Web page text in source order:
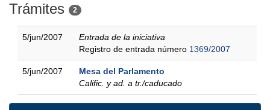
Trámites 2
5/jun/2007
Entrada de la iniciativa
Registro de entrada número 1369/2007
5/jun/2007
Mesa del Parlamento
Calific. y ad. a tr./caducado